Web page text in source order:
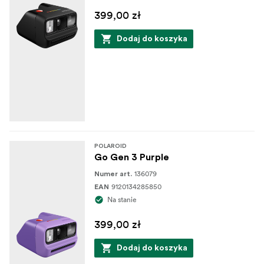
Bezpieczeństwo i zgodność
399,00 zł
Dodaj do koszyka
POLAROID
Go Gen 3 Purple
Numer art. 136079
EAN 9120134285850
Na stanie
399,00 zł
Dodaj do koszyka